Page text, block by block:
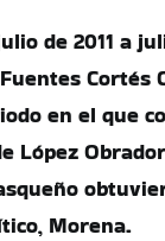
de 2011 a
Cortés
en el que
López
Morena.